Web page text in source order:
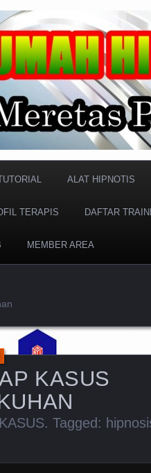
ALAT HIPNOTIS
TERAPIS DAFTAR
MEMBER AREA
KASUS
. Tagged: